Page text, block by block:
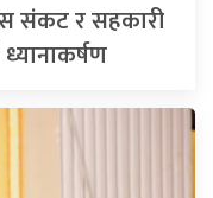
संकट र सहकारी